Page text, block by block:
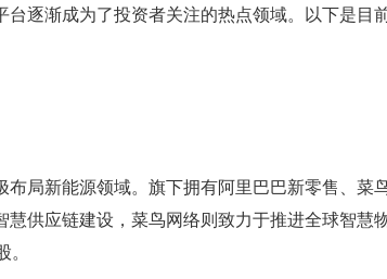
逐渐成为了投资者关注的热点领域。以下是目
局新能源领域。旗下拥有阿里巴巴新零售、菜
供应链建设，菜鸟网络则致力于推进全球智慧
。